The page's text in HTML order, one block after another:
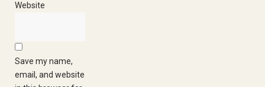
Website
Save my name,
email, and website